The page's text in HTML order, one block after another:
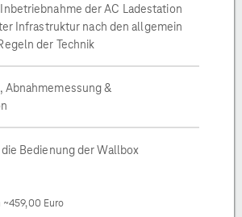
der AC Ladestation
Infrastruktur nach den allgemein
der Technik
Abnahmemessung &
Bedienung der Wallbox
Euro